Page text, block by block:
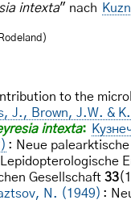
intexta" nach
to the
J., Brown, J.W. &
intexta:
: Neue
Gesellschaft 33
N. (1949) :